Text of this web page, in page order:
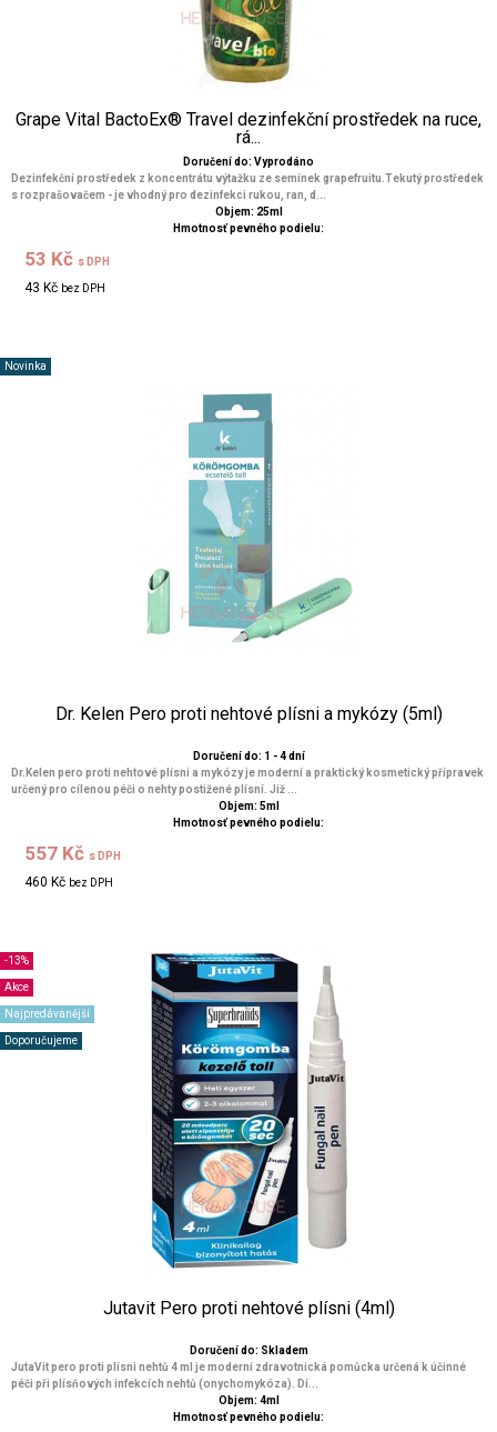
Grape Vital BactoEx® Travel dezinfekční prostředek na ruce,
rá...
Doručení do: Vyprodáno
Dezinfekční prostředek z koncentrátu výtažku ze semínek grapefruitu.Tekutý prostředek
s rozprašovačem - je vhodný pro dezinfekci rukou, ran, d...
Objem: 25ml
Hmotnosť pevného podielu:
53 Kč s DPH
43 Kč bez DPH
Novinka
Dr. Kelen Pero proti nehtové plísni a mykózy (5ml)
Doručení do: 1 - 4 dní
Dr.Kelen pero proti nehtové plísni a mykózy je moderní a praktický kosmetický přípravek
určený pro cílenou péči o nehty postižené plísní. Již ...
Objem: 5ml
Hmotnosť pevného podielu:
557 Kč s DPH
460 Kč bez DPH
-13%
Akce
Najpredávanější
Doporučujeme
Jutavit Pero proti nehtové plísni (4ml)
Doručení do: Skladem
JutaVit pero proti plísni nehtů 4 ml je moderní zdravotnická pomůcka určená k účinné
péči při plísňových infekcích nehtů (onychomykóza). Dí...
Objem: 4ml
Hmotnosť pevného podielu: